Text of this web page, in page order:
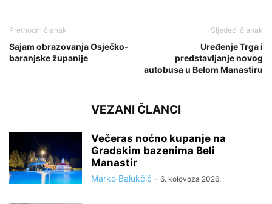
Prethodni članak
Sajam obrazovanja Osječko-
baranjske županije
Sljedeći članak
Uređenje Trga i
predstavljanje novog
autobusa u Belom Manastiru
VEZANI ČLANCI
Večeras noćno kupanje na
Gradskim bazenima Beli
Manastir
Marko Balukčić - 6. kolovoza 2026.